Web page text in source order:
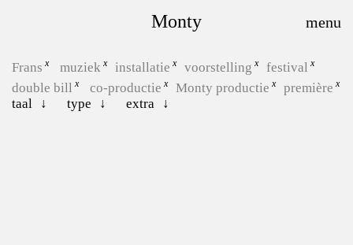
Monty
Frans muziek installatie voorstelling
festival
double bill
co-productie Monty productie
première
taal
type extra